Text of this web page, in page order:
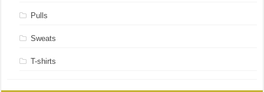
Pulls
Sweats
T-shirts